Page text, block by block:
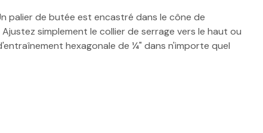
palier de butée est encastré dans le cône de
simplement le collier de serrage vers le haut ou
hexagonale de ¼" dans n'importe quel